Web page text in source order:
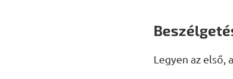
Legyen az első,